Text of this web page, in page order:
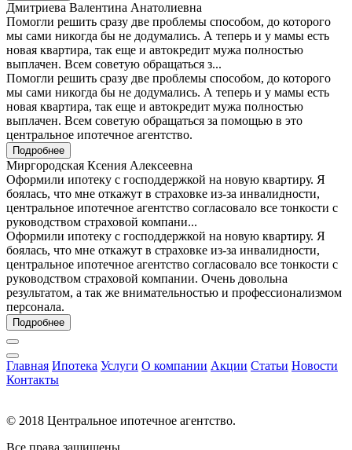
Дмитриева Валентина Анатолиевна
Помогли решить сразу две проблемы способом, до которого
мы сами никогда бы не додумались. А теперь и у мамы есть
новая квартира, так еще и автокредит мужа полностью
выплачен. Всем советую обращаться з...
Помогли решить сразу две проблемы способом, до которого
мы сами никогда бы не додумались. А теперь и у мамы есть
новая квартира, так еще и автокредит мужа полностью
выплачен. Всем советую обращаться за помощью в это
центральное ипотечное агентство.
Подробнее
Миргородская Ксения Алексеевна
Оформили ипотеку с господдержкой на новую квартиру. Я
боялась, что мне откажут в страховке из-за инвалидности,
центральное ипотечное агентство согласовало все тонкости с
руководством страховой компани...
Оформили ипотеку с господдержкой на новую квартиру. Я
боялась, что мне откажут в страховке из-за инвалидности,
центральное ипотечное агентство согласовало все тонкости с
руководством страховой компании. Очень довольна
результатом, а так же внимательностью и профессионализмом
персонала.
Подробнее
Главная Ипотека Услуги О компании Акции Статьи Новости
Контакты
© 2018 Центральное ипотечное агентство.